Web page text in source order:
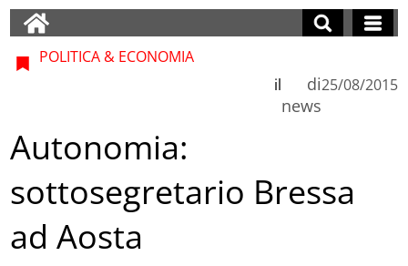
POLITICA & ECONOMIA
di
news
il 25/08/2015
Autonomia:
sottosegretario Bressa
ad Aosta